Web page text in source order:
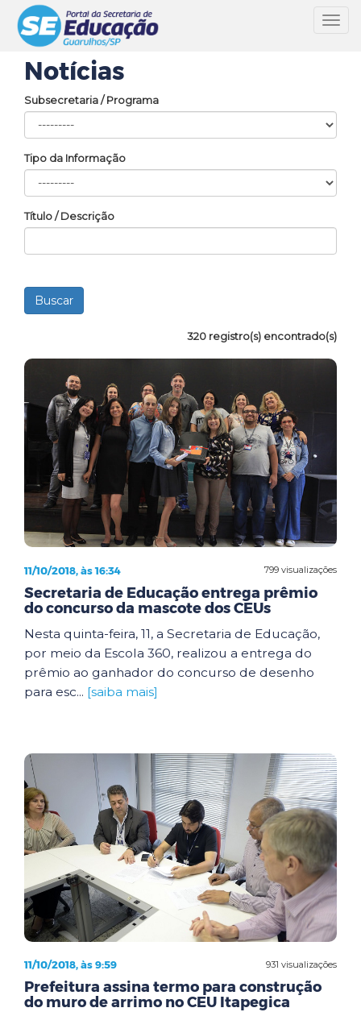
Notícias
Subsecretaria / Programa
Tipo da Informação
Título / Descrição
320 registro(s) encontrado(s)
799 visualizações
11/10/2018, às 16:34
Secretaria de Educação entrega prêmio
do concurso da mascote dos CEUs
Nesta quinta-feira, 11, a Secretaria de Educação,
por meio da Escola 360, realizou a entrega do
prêmio ao ganhador do concurso de desenho
para esc... [saiba mais]
931 visualizações
11/10/2018, às 9:59
Prefeitura assina termo para construção
do muro de arrimo no CEU Itapegica